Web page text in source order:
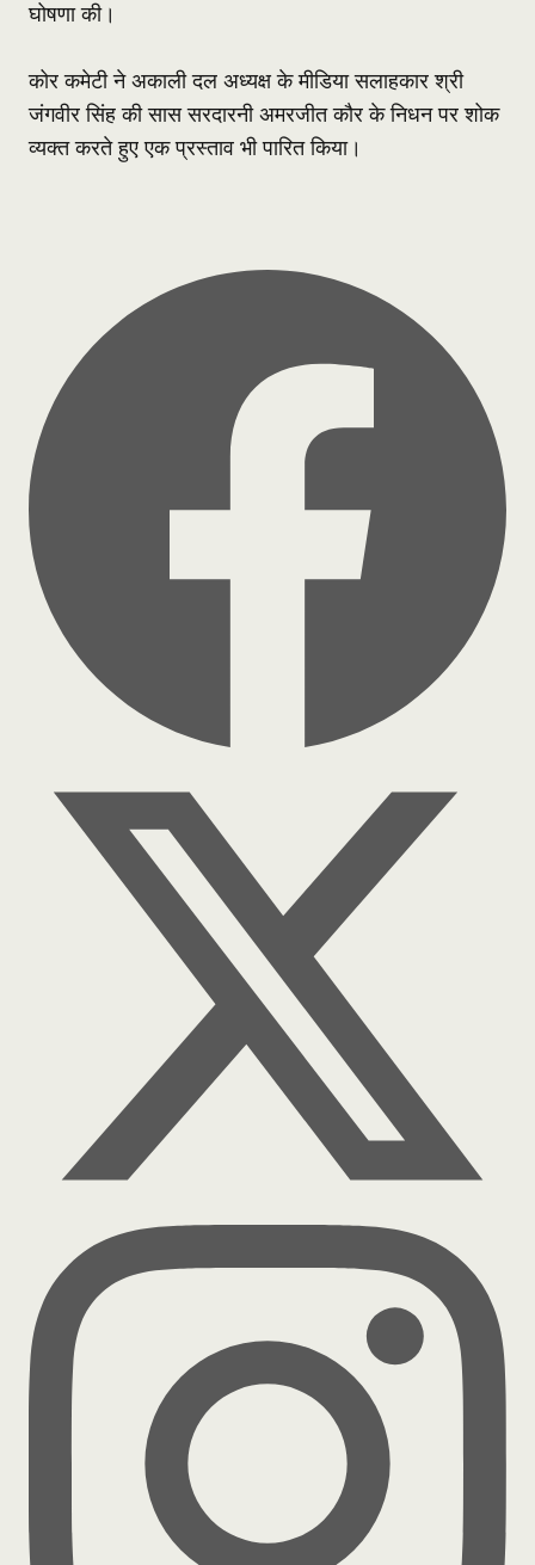
घोषणा की।
कोर कमेटी ने अकाली दल अध्यक्ष के मीडिया सलाहकार श्री
जंगवीर सिंह की सास सरदारनी अमरजीत कौर के निधन पर शोक
व्यक्त करते हुए एक प्रस्ताव भी पारित किया।